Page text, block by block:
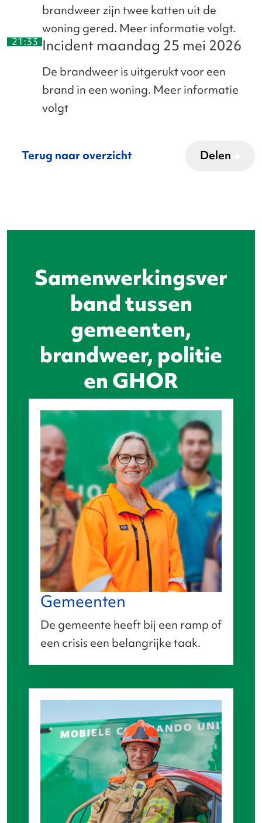
brandweer zijn twee katten uit de
woning gered. Meer informatie volgt.
21:33 Incident maandag 25 mei 2026
De brandweer is uitgerukt voor een
brand in een woning. Meer informatie
volgt
Terug naar overzicht Delen
Samenwerkingsver
band tussen
gemeenten,
brandweer, politie
en GHOR
Gemeenten
De gemeente heeft bij een ramp of
een crisis een belangrijke taak.